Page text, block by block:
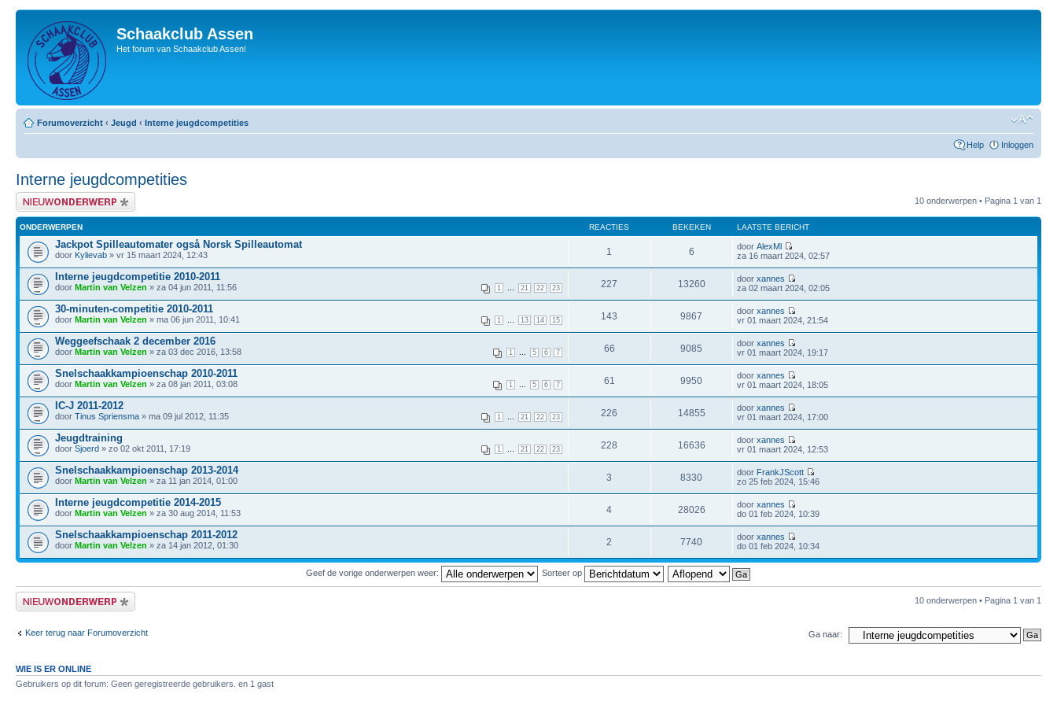
Schaakclub Assen
Het forum van Schaakclub Assen!
Forumoverzicht ‹ Jeugd ‹ Interne jeugdcompetities
Help Inloggen
Interne jeugdcompetities
Plaats een nieuw bericht 10 onderwerpen • Pagina 1 van 1
ONDERWERPEN REACTIES BEKEKEN LAATSTE BERICHT
Jackpot Spilleautomater også Norsk Spilleautomat
door Kylievab » vr 15 maart 2024, 12:43 1 6 doorAlexMl
za 16 maart 2024, 02:57
Interne jeugdcompetitie 2010-2011
1 21 22 23
door Martin van Velzen » za 04 jun 2011, 11:56 227 13260 doorxannes
za 02 maart 2024, 02:05
30-minuten-competitie 2010-2011
1 13 14 15
door Martin van Velzen » ma 06 jun 2011, 10:41 143 9867 doorxannes
vr 01 maart 2024, 21:54
Weggeefschaak 2 december 2016
1 5 6 7
door Martin van Velzen » za 03 dec 2016, 13:58 66 9085 doorxannes
vr 01 maart 2024, 19:17
Snelschaakkampioenschap 2010-2011
1 5 6 7
door Martin van Velzen » za 08 jan 2011, 03:08 61 9950 doorxannes
vr 01 maart 2024, 18:05
IC-J 2011-2012
1 21 22 23
door Tinus Spriensma » ma 09 jul 2012, 11:35 226 14855 doorxannes
vr 01 maart 2024, 17:00
Jeugdtraining
1 21 22 23
door Sjoerd » zo 02 okt 2011, 17:19 228 16636 doorxannes
vr 01 maart 2024, 12:53
Snelschaakkampioenschap 2013-2014
door Martin van Velzen » za 11 jan 2014, 01:00 3 8330 door FrankJScott
zo 25 feb 2024, 15:46
Interne jeugdcompetitie 2014-2015
door Martin van Velzen » za 30 aug 2014, 11:53 4 28026 doorxannes
do 01 feb 2024, 10:39
Snelschaakkampioenschap 2011-2012
door Martin van Velzen » za 14 jan 2012, 01:30 2 7740 doorxannes
do 01 feb 2024, 10:34
Geef de vorige onderwerpen weer: Sorteer op
Plaats een nieuw bericht 10 onderwerpen • Pagina 1 van 1
Keer terug naar Forumoverzicht Ga naar:
WIE IS ER ONLINE
Gebruikers op dit forum: Geen geregistreerde gebruikers. en 1 gast